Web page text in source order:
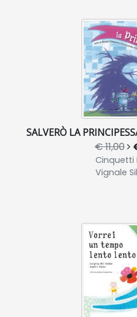
SALVERÒ LA
€ 11,00
Cinquetti
Vignale